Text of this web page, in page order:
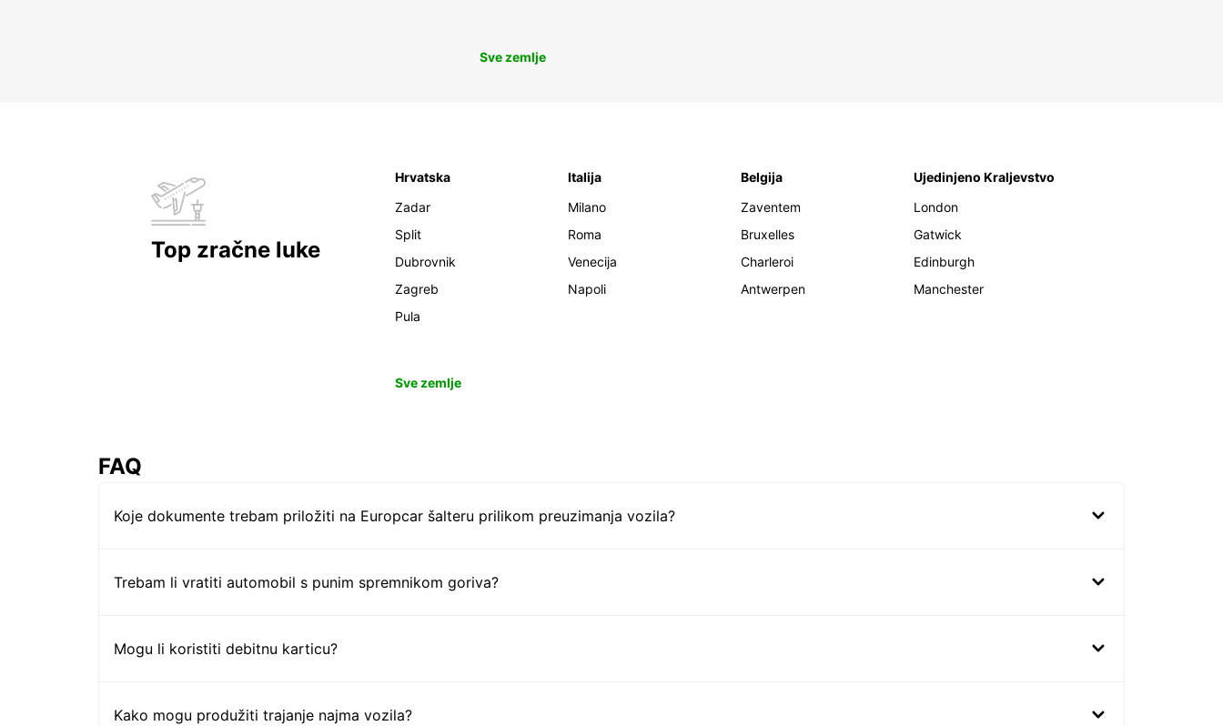
Sve zemlje
Top zračne luke
Hrvatska
Zadar
Split
Dubrovnik
Zagreb
Pula
Italija
Milano
Roma
Venecija
Napoli
Belgija
Zaventem
Bruxelles
Charleroi
Antwerpen
Ujedinjeno Kraljevstvo
London
Gatwick
Edinburgh
Manchester
Sve zemlje
FAQ
Koje dokumente trebam priložiti na Europcar šalteru prilikom preuzimanja vozila?
Trebam li vratiti automobil s punim spremnikom goriva?
Mogu li koristiti debitnu karticu?
Kako mogu produžiti trajanje najma vozila?